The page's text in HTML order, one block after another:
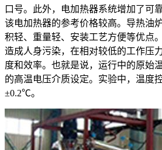
口号。此外，电加热器系统增加了可
该电加热器的参考价格较高。导热油
积轻、重量轻、安装工艺方便等优点
造成人身污染，在相对较低的工作压
度和效率。也就是说，运行中的原始
的高温电压介质设定。实验中，温度
±0.2℃。